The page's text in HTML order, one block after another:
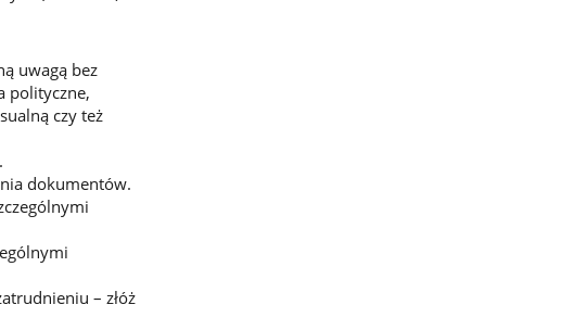
uwagą bez
polityczne,
czy też
dokumentów.
– złóż